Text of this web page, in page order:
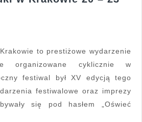
Krakowie
maja
organizowane cyklicznie w
festiwal był XV edycją tego
festiwalowe oraz imprezy
się pod hasłem „Oświeć